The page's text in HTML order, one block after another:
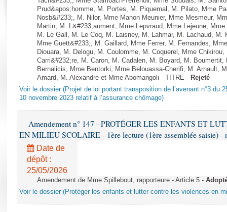
Rapports d'enquête
Rapports législatifs
Rapports sur l'application des lois
Baromètre de l’application des lois
Dossiers législatifs
Budget et sécurité sociale
Questions écrites et orales
Prud&apos;homme, M. Portes, M. Piquemal, M. Pilato, Mme
Nosb&#233;, M. Nilor, Mme Manon Meunier, Mme Mesmeur,
Martin, M. L&#233;aument, Mme Lepvraud, Mme Lejeune,
M. Le Gall, M. Le Coq, M. Laisney, M. Lahmar, M. Lachaud, M.
Mme Guett&#233;, M. Gaillard, Mme Ferrer, M. Fernandes,
Diouara, M. Delogu, M. Coulomme, M. Coquerel, Mme
Carri&#232;re, M. Caron, M. Cadalen, M. Boyard, M.
Bernalicis, Mme Bentorki, Mme Belouassa-Cherifi, M. Arnault,
Amard, M. Alexandre et Mme Abomangoli - TITRE - Rejeté
Voir le dossier (Projet de loi portant transposition de l’avenant n°3 du
10 novembre 2023 relatif à l’assurance chômage)
Amendement n° 147 - PROTÉGER LES ENFANTS ET
EN MILIEU SCOLAIRE - 1ère lecture (1ère assemblée saisie) -
Date de
dépôt :
25/05/2026
Amendement de Mme Spillebout, rapporteure - Article 5 -
Voir le dossier (Protéger les enfants et lutter contre les violences en